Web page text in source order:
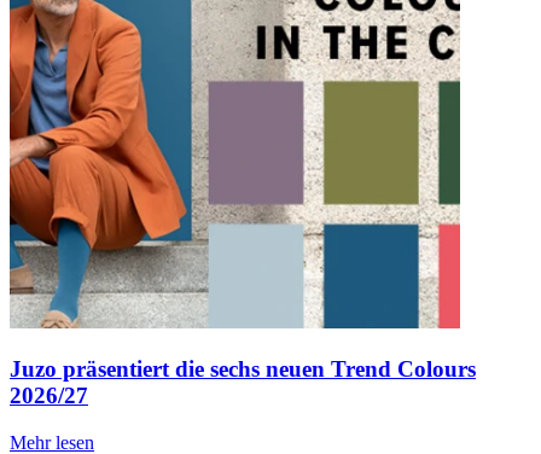
Juzo präsentiert die sechs neuen Trend Colours
2026/27
Mehr lesen